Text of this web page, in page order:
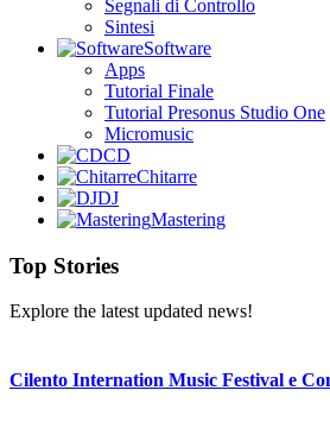
Segnali di Controllo
Sintesi
Software
Apps
Tutorial Finale
Tutorial Presonus Studio One
Micromusic
CD
Chitarre
DJ
Mastering
Top Stories
Explore the latest updated news!
Cilento Internation Music Festival e